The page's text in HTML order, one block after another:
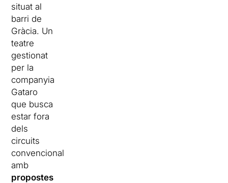
situat al
barri de
Gràcia. Un
teatre
gestionat
per la
companyia
Gataro
que busca
estar fora
dels
circuits
convencionals
amb
propostes